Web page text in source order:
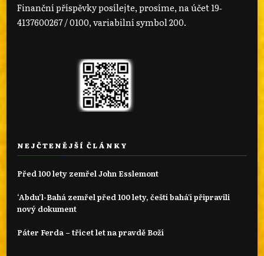
Finanční příspěvky posílejte, prosíme, na účet 19‐
4137600267 / 0100, variabilní symbol 200.
NEJČTENĚJŠÍ ČLÁNKY
Před 100 lety zemřel John Esslemont
‘Abdu’l-Bahá zemřel před 100 lety, čeští bahá'í připravili
nový dokument
Páter Ferda – třicet let na pravdě Boží